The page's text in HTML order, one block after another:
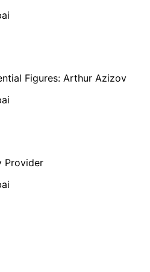
Figures: Arthur Azizov
Provider